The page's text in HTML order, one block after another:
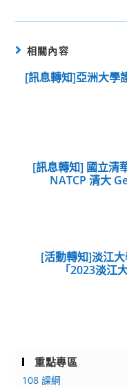
相關內容
[訊息轉知]亞洲大學
[訊息轉知] 國立清
NATCP 清大
[活動轉知]淡江
「2023淡江
重點專區
108 課綱